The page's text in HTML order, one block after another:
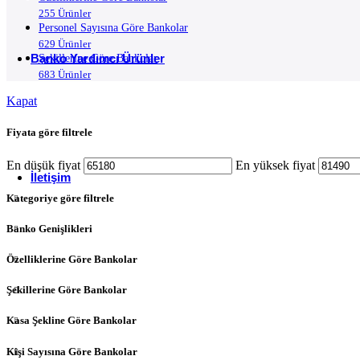
Klasik L Şeklinde Köşeli Kasa Bankoları
Banko Yardımcı Ürünler
Kesonlar
Yazıcı Dolapları
Çarpma Kapı
İletişim
255 Ürünler
Personel Sayısına Göre Bankolar
629 Ürünler
Şekillerine Göre Bankolar
683 Ürünler
Kapat
Fiyata göre filtrele
En düşük fiyat En yüksek fiyat
Kategoriye göre filtrele
Banko Genişlikleri
Özelliklerine Göre Bankolar
Şekillerine Göre Bankolar
Kasa Şekline Göre Bankolar
Kişi Sayısına Göre Bankolar